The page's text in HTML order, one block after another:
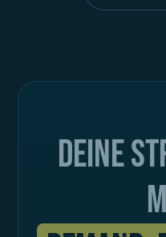
Deine